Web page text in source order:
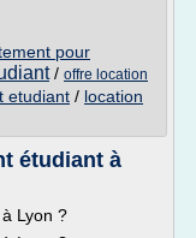
pour
/ offre location
etudiant / location
étudiant à
Lyon ?